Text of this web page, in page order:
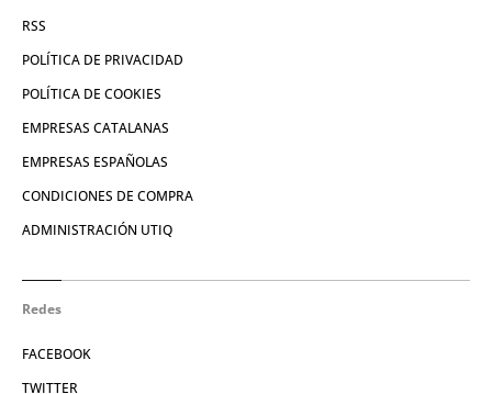
RSS
POLÍTICA DE PRIVACIDAD
POLÍTICA DE COOKIES
EMPRESAS CATALANAS
EMPRESAS ESPAÑOLAS
CONDICIONES DE COMPRA
ADMINISTRACIÓN UTIQ
Redes
FACEBOOK
TWITTER